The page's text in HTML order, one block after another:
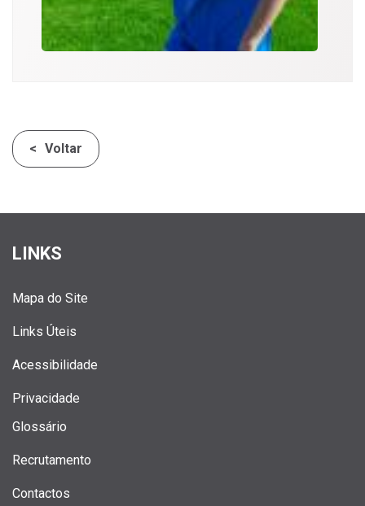
Voltar
LINKS
Mapa do Site
Links Úteis
Acessibilidade
Privacidade
Glossário
Recrutamento
Contactos